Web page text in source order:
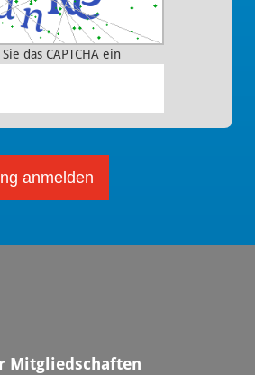
das CAPTCHA ein
Mitgliedschaften